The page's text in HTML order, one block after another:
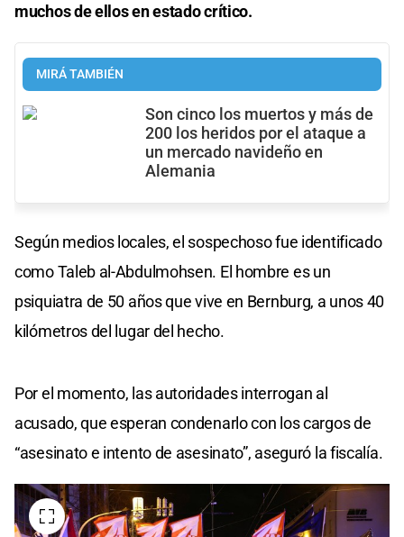
muchos de ellos en estado crítico.
MIRÁ TAMBIÉN
Son cinco los muertos y más de
200 los heridos por el ataque a
un mercado navideño en
Alemania
Según medios locales, el sospechoso fue identificado
como Taleb al-Abdulmohsen. El hombre es un
psiquiatra de 50 años que vive en Bernburg, a unos 40
kilómetros del lugar del hecho.
Por el momento, las autoridades interrogan al
acusado, que esperan condenarlo con los cargos de
“asesinato e intento de asesinato”, aseguró la fiscalía.